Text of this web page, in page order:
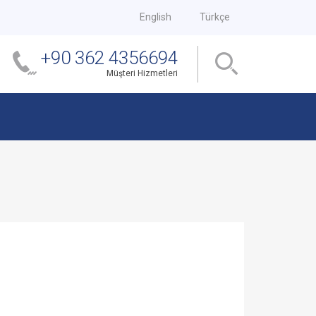
English Türkçe
+90 362 4356694
Müşteri Hizmetleri